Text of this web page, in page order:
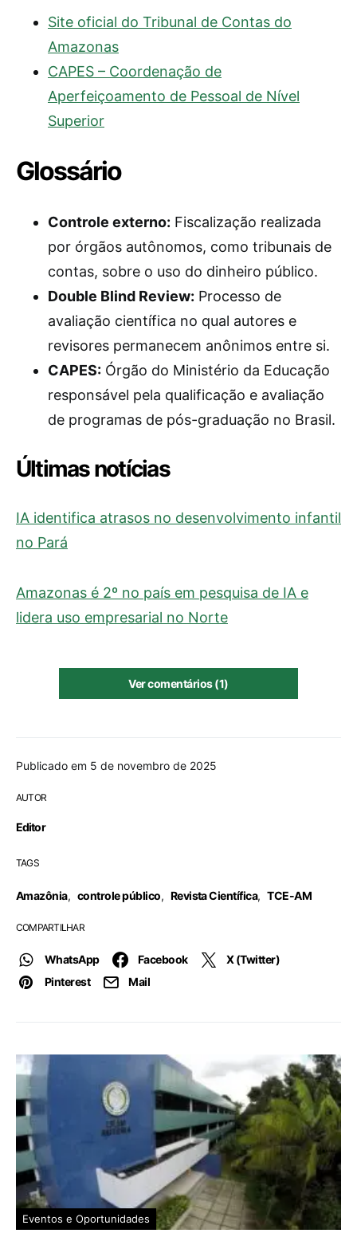
Publicado em 5 de novembro de 2025
AUTOR
Editor
TAGS
Amazônia, controle público, Revista Científica, TCE-AM
COMPARTILHAR
WhatsApp Facebook
X (Twitter)
Pinterest
Mail
Site oficial do Tribunal de Contas do
Amazonas
CAPES – Coordenação de
Aperfeiçoamento de Pessoal de Nível
Superior
Glossário
Controle externo: Fiscalização realizada
por órgãos autônomos, como tribunais de
contas, sobre o uso do dinheiro público.
Double Blind Review: Processo de
avaliação científica no qual autores e
revisores permanecem anônimos entre si.
CAPES: Órgão do Ministério da Educação
responsável pela qualificação e avaliação
de programas de pós-graduação no Brasil.
Últimas notícias
IA identifica atrasos no desenvolvimento infantil
no Pará
Amazonas é 2º no país em pesquisa de IA e
lidera uso empresarial no Norte
Ver comentários (1)
Eventos e Oportunidades